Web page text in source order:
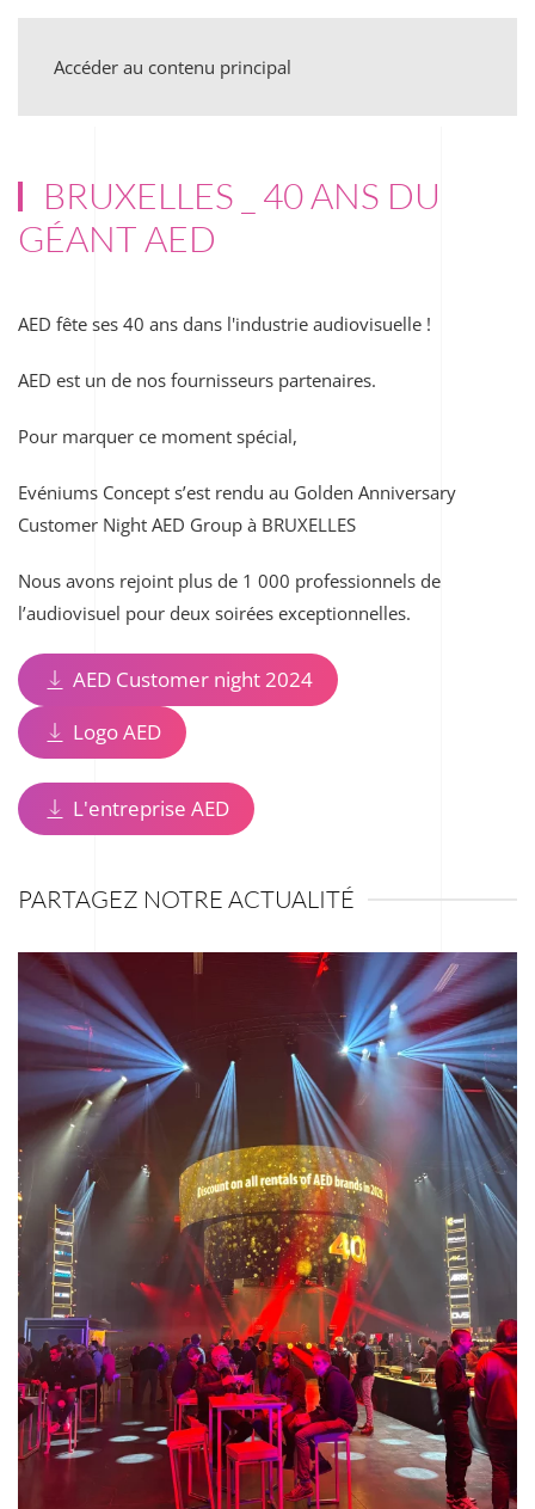
Accéder au contenu principal
BRUXELLES _ 40 ANS DU
GÉANT AED
AED fête ses 40 ans dans l'industrie audiovisuelle !
AED est un de nos fournisseurs partenaires.
Pour marquer ce moment spécial,
Evéniums Concept s’est rendu au Golden Anniversary
Customer Night AED Group à BRUXELLES
Nous avons rejoint plus de 1 000 professionnels de
l’audiovisuel pour deux soirées exceptionnelles.
AED Customer night 2024
Logo AED
L'entreprise AED
PARTAGEZ NOTRE ACTUALITÉ